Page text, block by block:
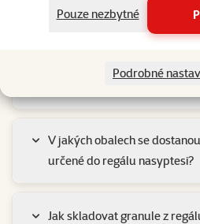
Pouze nezbytné
Podrobné
Má skladování granulí v
V jakých obalech se
určené do regálu nasyptesi?
Jak skladovat granule z